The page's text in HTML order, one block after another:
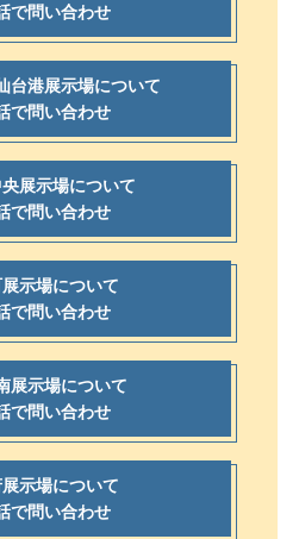
で問い合わせ
台港展示場について
で問い合わせ
展示場について
で問い合わせ
示場について
で問い合わせ
展示場について
で問い合わせ
示場について
で問い合わせ